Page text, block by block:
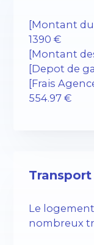
[Montant
1390 €
[Montant
[Depot de
[Frais
554.97 €
Transport
Le
nombreux